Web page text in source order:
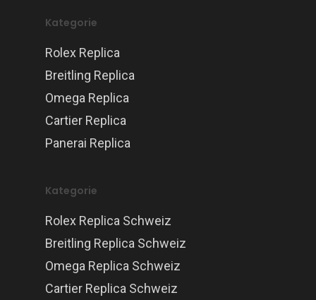
Kategorie
Rolex Replica
Breitling Replica
Omega Replica
Cartier Replica
Panerai Replica
Kategorie
Rolex Replica Schweiz
Breitling Replica Schweiz
Omega Replica Schweiz
Cartier Replica Schweiz